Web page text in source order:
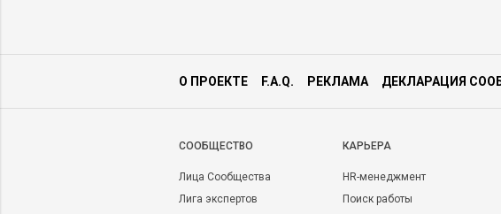
О ПРОЕКТЕ F.A.Q. РЕКЛАМА ДЕКЛАРАЦИЯ
CООБЩЕСТВО
Лица Сообщества
Лига экспертов
КАРЬЕРА
HR-менеджмент
Поиск работы